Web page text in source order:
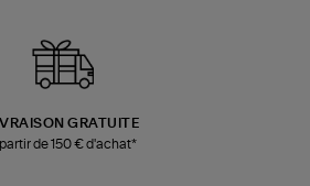
GRATUITE
de 150 € d'achat*